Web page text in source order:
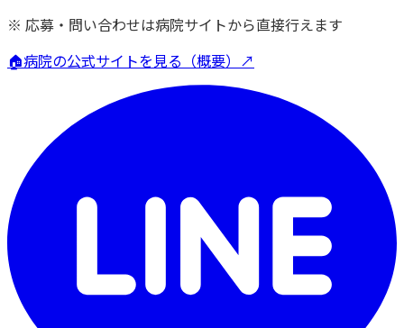
※ 応募・問い合わせは病院サイトから直接行えます
🏠病院の公式サイトを見る（概要）↗